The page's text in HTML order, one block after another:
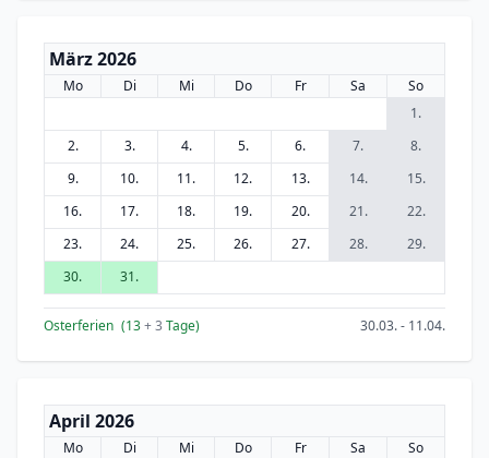
März 2026
Mo Di Mi Do Fr Sa
So
1.
2.
3. 4. 5. 6. 7.
8.
9.
10. 11. 12. 13. 14.
15.
16.
17. 18. 19. 20. 21.
22.
23.
24. 25. 26. 27. 28.
29.
30.
31.
Osterferien (13+ 3 Tage) 30.03. - 11.04.
April 2026
Mo Di Mi Do Fr Sa
So